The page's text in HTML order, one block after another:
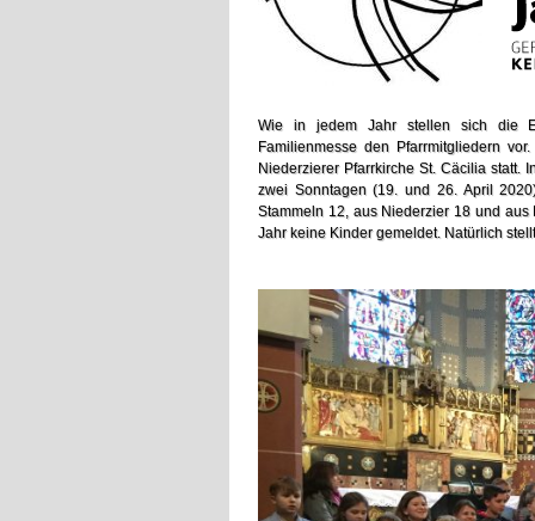
Wie in jedem Jahr stellen sich die
Familienmesse den Pfarrmitgliedern
Niederzierer Pfarrkirche St. Cäcilia statt.
zwei Sonntagen (19. und 26. April
Stammeln 12, aus Niederzier 18 und
Jahr keine Kinder gemeldet. Natürlich